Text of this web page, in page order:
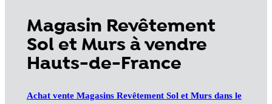
Magasin Revêtement
Sol et Murs à vendre
Hauts-de-France
Achat vente Magasins Revêtement Sol et Murs dans le